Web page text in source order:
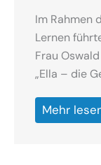
Im Rahmen
Lernen
Frau
„Ella – die
Mehr